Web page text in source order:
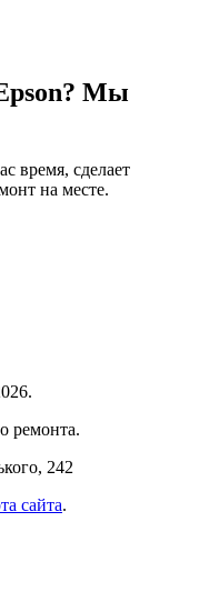
Мы
время, сделает
на месте.
ремонта.
242
сайта.